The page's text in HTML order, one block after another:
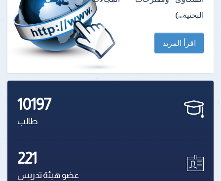
البحثية...)
اقرأ المزيد
10197
طالب
221
عضو هيئة تدريس